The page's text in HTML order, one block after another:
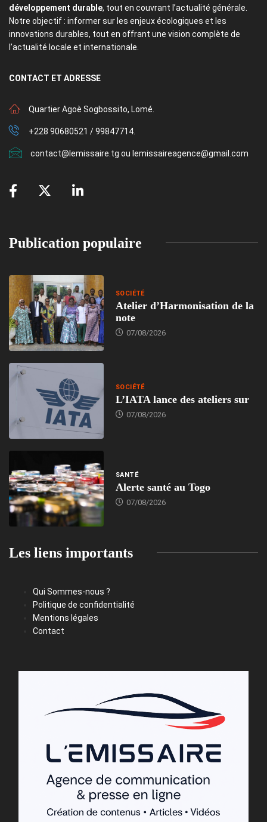
développement durable, tout en couvrant l’actualité générale.
Notre objectif : informer sur les enjeux écologiques et les
innovations durables, tout en offrant une vision complète de
l’actualité locale et internationale.
CONTACT ET ADRESSE
Quartier Agoè Sogbossito, Lomé.
+228 90680521 / 99847714.
contact@lemissaire.tg ou lemissaireagence@gmail.com
Publication populaire
SOCIÉTÉ
Atelier d’Harmonisation de la
note
07/08/2026
SOCIÉTÉ
L’IATA lance des ateliers sur
07/08/2026
SANTÉ
Alerte santé au Togo
07/08/2026
Les liens importants
Qui Sommes-nous ?
Politique de confidentialité
Mentions légales
Contact